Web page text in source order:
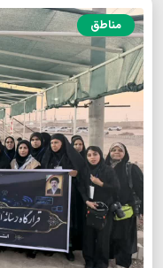
مناطق